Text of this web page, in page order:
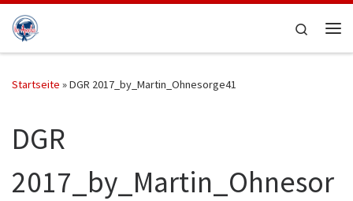
Zum Inhalt springen
Search
Startseite »DGR 2017_by_Martin_Ohnesorge41
DGR
2017_by_Martin_Ohnesor